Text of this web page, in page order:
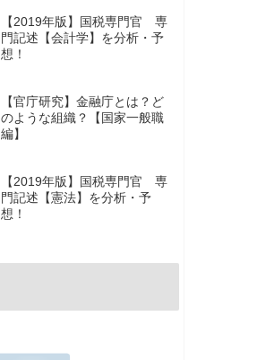
【2019年版】国税専門官 専
門記述【会計学】を分析・予
想！
【官庁研究】金融庁とは？ど
のような組織？【国家一般職
編】
【2019年版】国税専門官 専
門記述【憲法】を分析・予
想！